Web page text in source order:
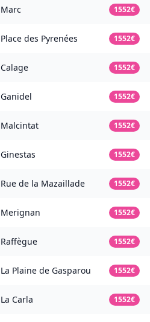
Marc 1552€
Place des Pyrenées 1552€
Calage 1552€
Ganidel 1552€
Malcintat 1552€
Ginestas 1552€
Rue de la Mazaillade 1552€
Merignan 1552€
Raffègue 1552€
La Plaine de Gasparou 1552€
La Carla 1552€